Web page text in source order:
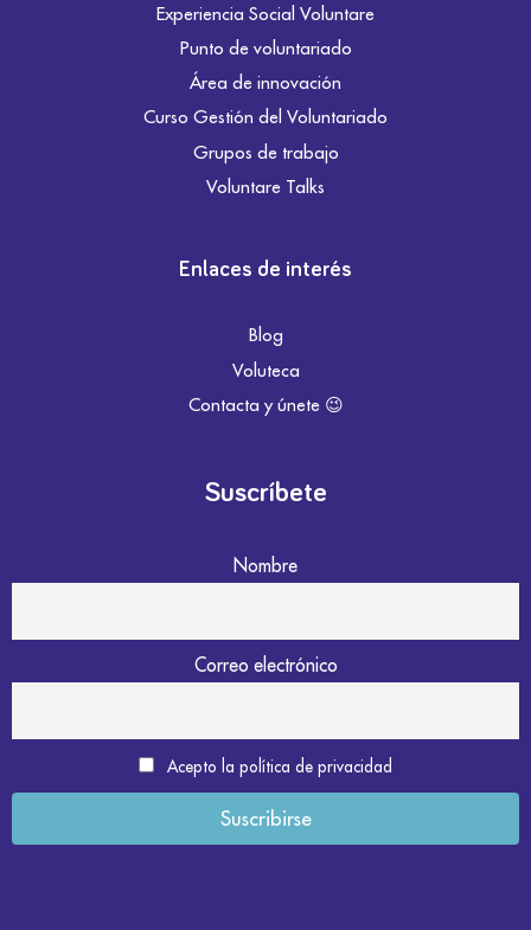
Experiencia Social Voluntare
Punto de voluntariado
Área de innovación
Curso Gestión del Voluntariado
Grupos de trabajo
Voluntare Talks
Enlaces de interés
Blog
Voluteca
Contacta y únete 😉
Suscríbete
Nombre
Correo electrónico
Acepto la política de privacidad